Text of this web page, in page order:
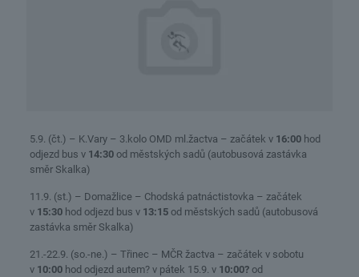
5.9. (čt.) – K.Vary – 3.kolo OMD ml.žactva – začátek v 16:00hod
odjezd bus v 14:30od městských sadů (autobusová zastávka
směr Skalka)
11.9. (st.) – Domažlice – Chodská patnáctistovka – začátek
v 15:30hod odjezd bus v 13:15od městských sadů (autobusová
zastávka směr Skalka)
21.-22.9. (so.-ne.) – Třinec – MČR žactva – začátek v sobotu
v 10:00hod odjezd autem? v pátek 15.9. v 10:00?od